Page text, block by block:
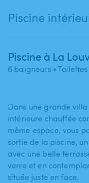
Piscine
Piscine à La
6 baigneurs • Toilettes
Dans une grande
intérieure chauffée
même espace​,​ vous
sortie de la piscine​,​
avec une belle
verre et en
située juste en face.